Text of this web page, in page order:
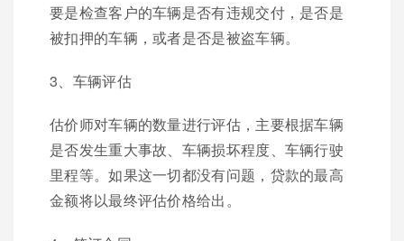
要是检查客户的车辆是否有违规交付，是否是
被扣押的车辆，或者是否是被盗车辆。
3、车辆评估
估价师对车辆的数量进行评估，主要根据车辆
是否发生重大事故、车辆损坏程度、车辆行驶
里程等。如果这一切都没有问题，贷款的最高
金额将以最终评估价格给出。